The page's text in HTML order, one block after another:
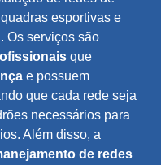
esportivas e
Os serviços são
que
e possuem
que cada rede seja
necessários para
Além disso, a
de redes